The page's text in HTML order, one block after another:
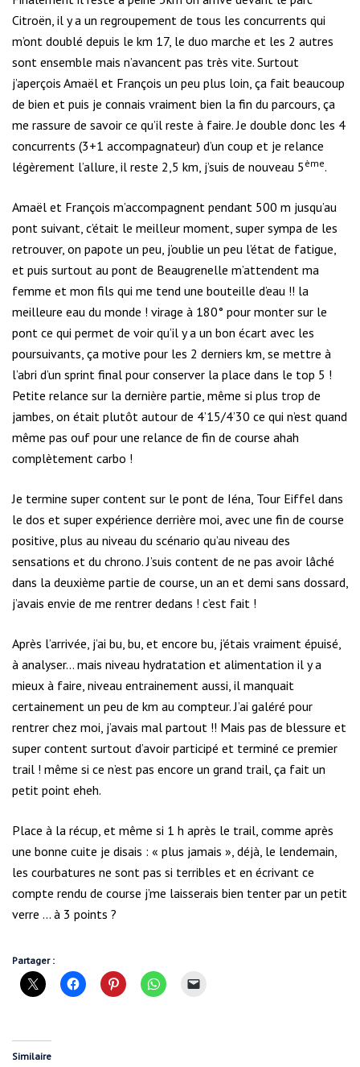
Citroën, il y a un regroupement de tous les concurrents qui
m’ont doublé depuis le km 17, le duo marche et les 2 autres
sont ensemble mais n’avancent pas très vite. Surtout
j’aperçois Amaël et François un peu plus loin, ça fait beaucoup
de bien et puis je connais vraiment bien la fin du parcours, ça
me rassure de savoir ce qu’il reste à faire. Je double donc les 4
concurrents (3+1 accompagnateur) d’un coup et je relance
légèrement l’allure, il reste 2,5 km, j’suis de nouveau 5 ème.
Amaël et François m’accompagnent pendant 500 m jusqu’au
pont suivant, c’était le meilleur moment, super sympa de les
retrouver, on papote un peu, j’oublie un peu l’état de fatigue,
et puis surtout au pont de Beaugrenelle m’attendent ma
femme et mon fils qui me tend une bouteille d’eau !! la
meilleure eau du monde ! virage à 180° pour monter sur le
pont ce qui permet de voir qu’il y a un bon écart avec les
poursuivants, ça motive pour les 2 derniers km, se mettre à
l’abri d’un sprint final pour conserver la place dans le top 5 !
Petite relance sur la dernière partie, même si plus trop de
jambes, on était plutôt autour de 4’15/4’30 ce qui n’est quand
même pas ouf pour une relance de fin de course ahah
complètement carbo !
Je termine super content sur le pont de Iéna, Tour Eiffel dans
le dos et super expérience derrière moi, avec une fin de course
positive, plus au niveau du scénario qu’au niveau des
sensations et du chrono. J’suis content de ne pas avoir lâché
dans la deuxième partie de course, un an et demi sans dossard,
j’avais envie de me rentrer dedans ! c’est fait !
Après l’arrivée, j’ai bu, bu, et encore bu, j’étais vraiment épuisé,
à analyser… mais niveau hydratation et alimentation il y a
mieux à faire, niveau entrainement aussi, il manquait
certainement un peu de km au compteur. J’ai galéré pour
rentrer chez moi, j’avais mal partout !! Mais pas de blessure et
super content surtout d’avoir participé et terminé ce premier
trail ! même si ce n’est pas encore un grand trail, ça fait un
petit point eheh.
Place à la récup, et même si 1 h après le trail, comme après
une bonne cuite je disais : « plus jamais », déjà, le lendemain,
les courbatures ne sont pas si terribles et en écrivant ce
compte rendu de course j’me laisserais bien tenter par un petit
verre … à 3 points ?
Partager :
Similaire